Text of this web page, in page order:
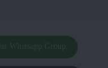
Whatsapp Group